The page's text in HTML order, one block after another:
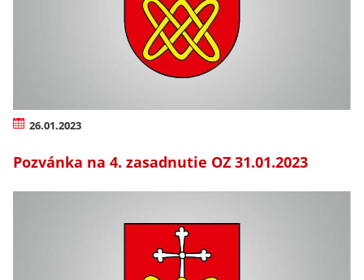
26.01.2023
Pozvánka na 4. zasadnutie OZ 31.01.2023